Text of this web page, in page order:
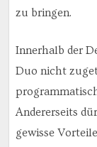
zu bringen.
Innerhalb der
Duo nicht
Andererseits
gewisse